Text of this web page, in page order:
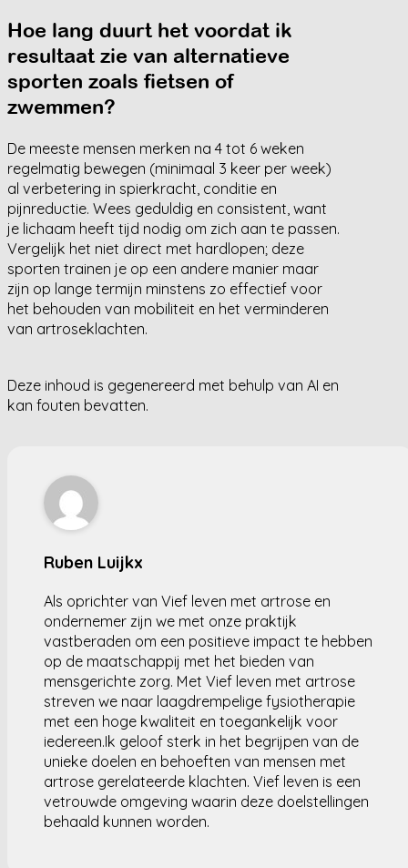
Hoe lang duurt het voordat ik
resultaat zie van alternatieve
sporten zoals fietsen of
zwemmen?
De meeste mensen merken na 4 tot 6 weken
regelmatig bewegen (minimaal 3 keer per week)
al verbetering in spierkracht, conditie en
pijnreductie. Wees geduldig en consistent, want
je lichaam heeft tijd nodig om zich aan te passen.
Vergelijk het niet direct met hardlopen; deze
sporten trainen je op een andere manier maar
zijn op lange termijn minstens zo effectief voor
het behouden van mobiliteit en het verminderen
van artroseklachten.
Deze inhoud is gegenereerd met behulp van AI en
kan fouten bevatten.
Ruben Luijkx
Als oprichter van Vief leven met artrose en
ondernemer zijn we met onze praktijk
vastberaden om een positieve impact te hebben
op de maatschappij met het bieden van
mensgerichte zorg. Met Vief leven met artrose
streven we naar laagdrempelige fysiotherapie
met een hoge kwaliteit en toegankelijk voor
iedereen.Ik geloof sterk in het begrijpen van de
unieke doelen en behoeften van mensen met
artrose gerelateerde klachten. Vief leven is een
vetrouwde omgeving waarin deze doelstellingen
behaald kunnen worden.